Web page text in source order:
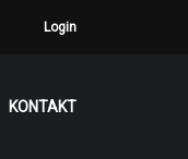
Login
KONTAKT